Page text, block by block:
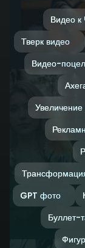
Видео
Тверк видео
Видео-
GPT фото
Буллет-